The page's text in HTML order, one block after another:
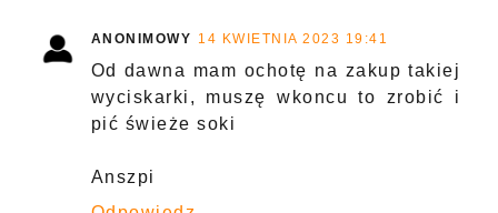
ANONIMOWY 14 KWIETNIA 2023 19:41
Od dawna mam ochotę na zakup takiej
wyciskarki, muszę wkoncu to zrobić i
pić świeże soki
Anszpi